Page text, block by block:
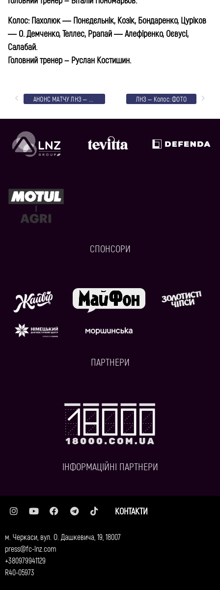
Колос:Пахолюк — Понєдєльнік, Козік, Бондаренко, Цуріков
— О. Демченко, Теллес, Ррапай — Алефіренко, Оєвусі,
Салабай.
Головний тренер – Руслан Костишин.
ЛНЗ – Колос: ФОТО
СПОНСОРИ
ПАРТНЕРИ
ІНФОРМАЦІЙНІ ПАРТНЕРИ
КОНТАКТИ
м. Черкаси, вул. О. Дашкевича, 19, 18007
press@fc-lnz.com
+380979941129
R40-05973